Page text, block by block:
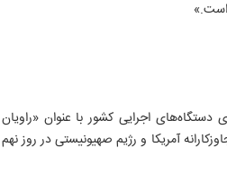
است.»
اجرایی کشور با عنوان «راویان
آمریکا و رژیم صهیونیستی در روز نهم